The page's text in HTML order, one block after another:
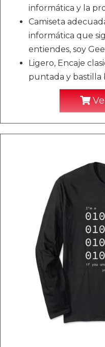
informática y la
Camiseta
informática que
entiendes, soy
Ligero, Encaje
puntada y bastilla